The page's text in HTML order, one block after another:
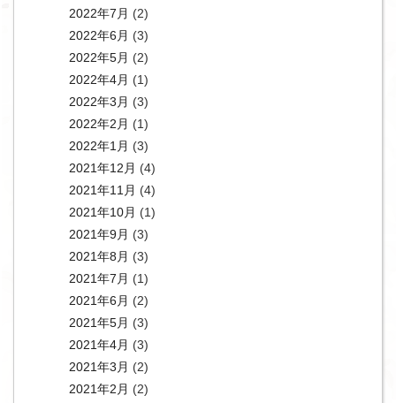
2022年7月 (2)
2022年6月 (3)
2022年5月 (2)
2022年4月 (1)
2022年3月 (3)
2022年2月 (1)
2022年1月 (3)
2021年12月 (4)
2021年11月 (4)
2021年10月 (1)
2021年9月 (3)
2021年8月 (3)
2021年7月 (1)
2021年6月 (2)
2021年5月 (3)
2021年4月 (3)
2021年3月 (2)
2021年2月 (2)